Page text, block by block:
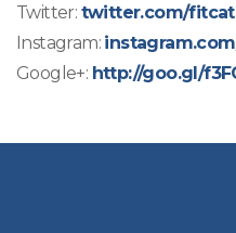
Twitter: twitter.com/
Instagram:
Google+: http://goo.gl/